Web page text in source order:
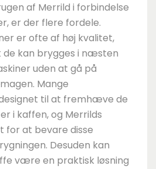
af Merrild i forbindelse
er der flere fordele.
er ofte af høj kvalitet,
kan brygges i næsten
uden at gå på
Mange
til at fremhæve de
i kaffen, og Merrilds
for at bevare disse
Desuden kan
være en praktisk løsning